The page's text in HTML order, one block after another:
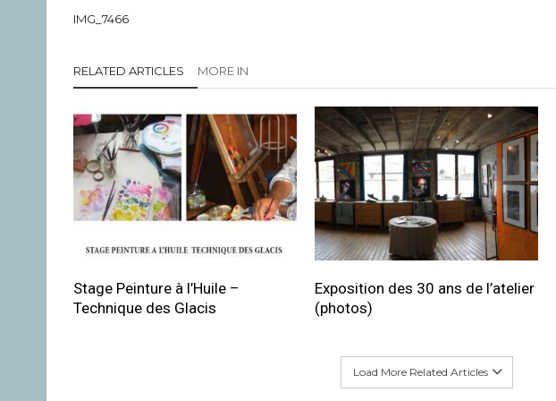
IMG_7466
RELATED ARTICLES MORE IN
Stage Peinture à l’Huile –
Technique des Glacis
Exposition des 30 ans de l’atelier
(photos)
Load More Related Articles